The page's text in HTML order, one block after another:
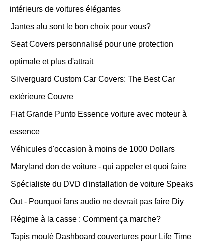
intérieurs de voitures élégantes
Jantes alu sont le bon choix pour vous?
Seat Covers personnalisé pour une protection
optimale et plus d'attrait
Silverguard Custom Car Covers: The Best Car
extérieure Couvre
Fiat Grande Punto Essence voiture avec moteur à
essence
Véhicules d'occasion à moins de 1000 Dollars
Maryland don de voiture - qui appeler et quoi faire
Spécialiste du DVD d'installation de voiture Speaks
Out - Pourquoi fans audio ne devrait pas faire Diy
Régime à la casse : Comment ça marche?
Tapis moulé Dashboard couvertures pour Life Time